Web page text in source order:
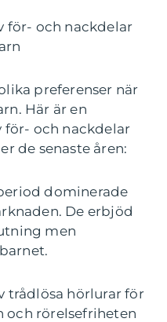
för- och nackdelar
preferenser när
Här är en
för- och nackdelar
de senaste åren:
dominerade
De erbjöd
men
trådlösa hörlurar för
och rörelsefriheten